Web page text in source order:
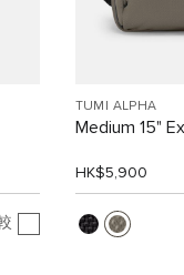
TUMI ALPHA
Medium 15"
HK$5,900